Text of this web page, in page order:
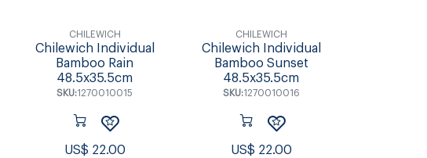
CHILEWICH
Chilewich Individual
Bamboo Rain
48.5x35.5cm
SKU:1270010015
US$ 22.00
CHILEWICH
Chilewich Individual
Bamboo Sunset
48.5x35.5cm
SKU:1270010016
US$ 22.00